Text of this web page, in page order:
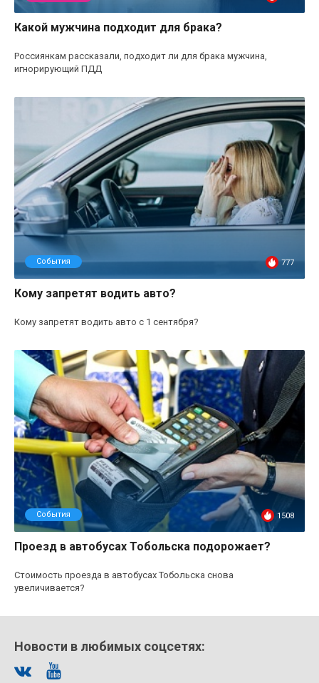
Какой мужчина подходит для брака?
Россиянкам рассказали, подходит ли для брака мужчина,
игнорирующий ПДД
События 777
Кому запретят водить авто?
Кому запретят водить авто с 1 сентября?
События 1508
Проезд в автобусах Тобольска подорожает?
Стоимость проезда в автобусах Тобольска снова
увеличивается?
Новости в любимых соцсетях: